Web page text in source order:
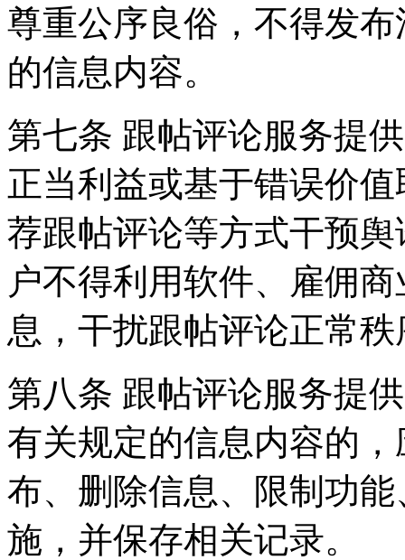
尊重公序良俗，不得发
的信息内容。
第七条 跟帖评论服务提
正当利益或基于错误价
荐跟帖评论等方式干预
户不得利用软件、雇佣
息，干扰跟帖评论正常
第八条 跟帖评论服务提
有关规定的信息内容的
布、删除信息、限制功
施，并保存相关记录。